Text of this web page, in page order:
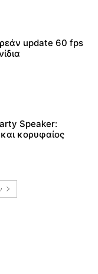
update 60 fps
Speaker:
κορυφαίος